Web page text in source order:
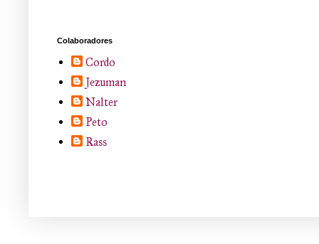
Colaboradores
Cordo
Jezuman
Nalter
Peto
Rass